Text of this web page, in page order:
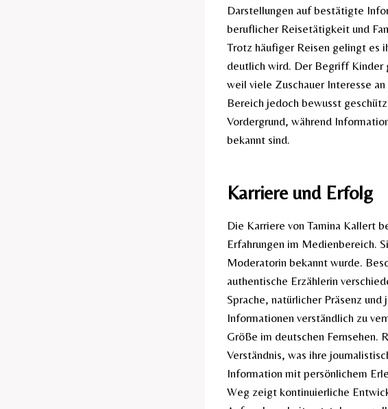
Darstellungen auf bestätigte
beruflicher Reisetätigkeit und
Trotz häufiger Reisen gelingt es
deutlich wird. Der Begriff Kinder
weil viele Zuschauer Interesse
Bereich jedoch bewusst
Vordergrund, während
bekannt sind.
Karriere und Erfolg
Die Karriere von Tamina Kallert
Erfahrungen im Medienbereich.
Moderatorin bekannt wurde.
authentische Erzählerin
Sprache, natürlicher Präsenz
Informationen verständlich zu
Größe im deutschen Fernsehen.
Verständnis, was ihre
Information mit persönlichem
Weg zeigt kontinuierliche